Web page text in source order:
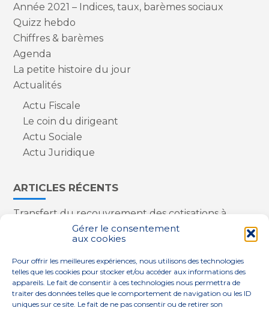
Gérer le consentement
aux cookies
Pour offrir les meilleures expériences, nous utilisons des technologies
telles que les cookies pour stocker et/ou accéder aux informations des
appareils. Le fait de consentir à ces technologies nous permettra de
traiter des données telles que le comportement de navigation ou les ID
uniques sur ce site. Le fait de ne pas consentir ou de retirer son
Année 2021 – Indices, taux, barèmes sociaux
Quizz hebdo
Chiffres & barèmes
Agenda
La petite histoire du jour
Actualités
Actu Fiscale
Le coin du dirigeant
Actu Sociale
Actu Juridique
ARTICLES RÉCENTS
Transfert du recouvrement des cotisations à
l’Urssaf : des nouveautés
Appareils reconditionnés : annulation de la
Contrôle de la qualité de l’air dans les ERP
Industriels : le point sur les dernières évolutions
réglementaires